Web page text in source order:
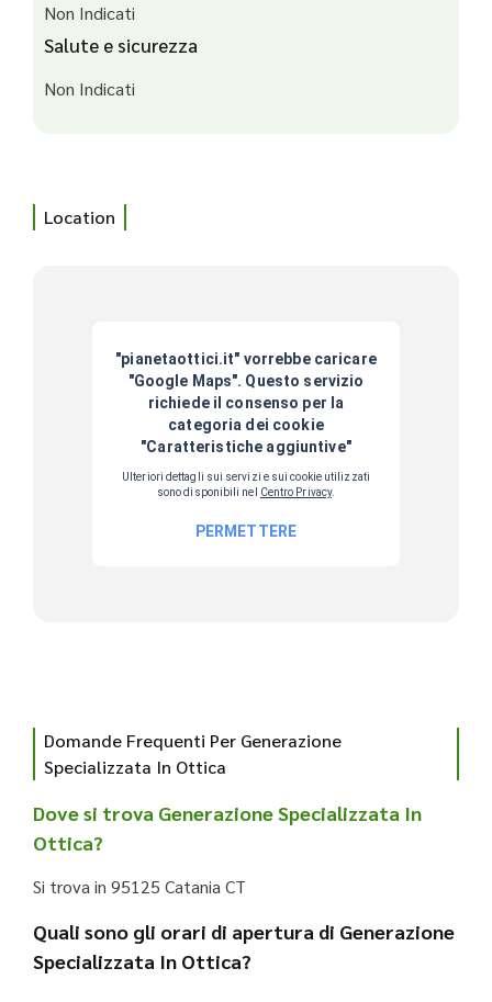
Non Indicati
Salute e sicurezza
Non Indicati
Location
Domande Frequenti Per Generazione
Specializzata In Ottica
Dove si trova Generazione Specializzata In
Ottica?
Si trova in 95125 Catania CT
Quali sono gli orari di apertura di Generazione
Specializzata In Ottica?